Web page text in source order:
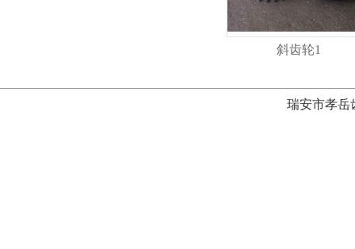
斜齿轮1
瑞安市孝岳